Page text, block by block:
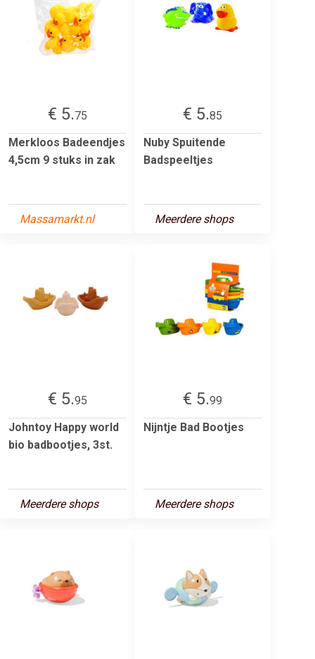
€ 5.75
Merkloos Badeendjes
4,5cm 9 stuks in zak
Massamarkt.nl
€ 5.85
Nuby Spuitende
Badspeeltjes
Meerdere shops
€ 5.95
Johntoy Happy world
bio badbootjes, 3st.
Meerdere shops
€ 5.99
Nijntje Bad Bootjes
Meerdere shops